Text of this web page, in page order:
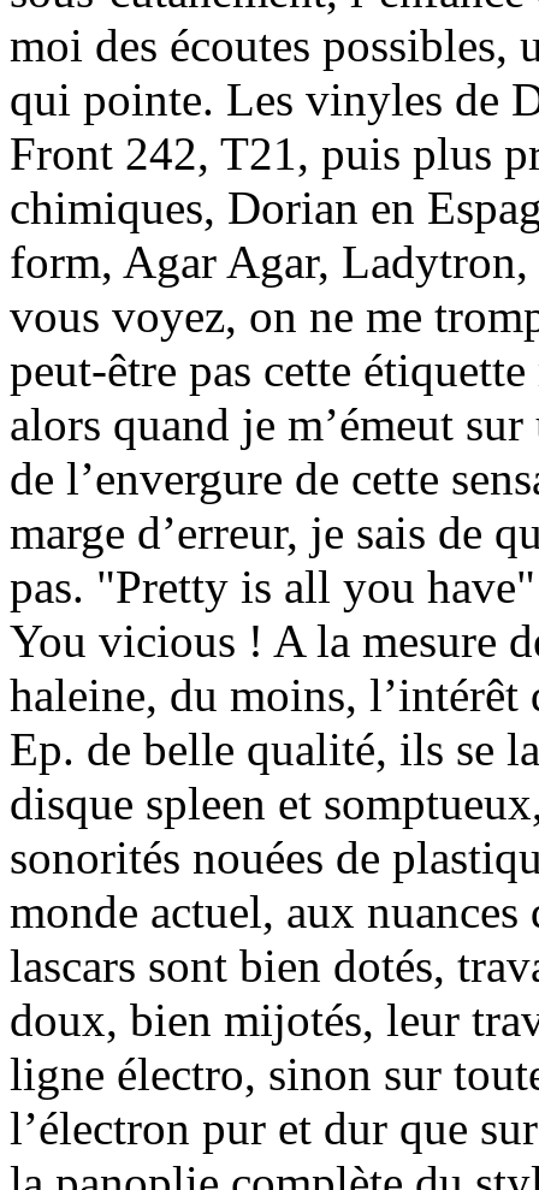
moi des écoutes
qui pointe. Les vinyles de
Front 242, T21, puis plus
chimiques, Dorian en
form, Agar Agar,
vous voyez, on ne me
peut-être pas cette
alors quand je m’émeut
de l’envergure de cette
marge d’erreur, je sais de
pas. "Pretty is all you
You vicious ! A la mesure
haleine, du moins, l’intérêt
Ep. de belle qualité, ils se
disque spleen et
sonorités nouées de
monde actuel, aux
lascars sont bien dotés,
doux, bien mijotés, leur
ligne électro, sinon sur
l’électron pur et dur que